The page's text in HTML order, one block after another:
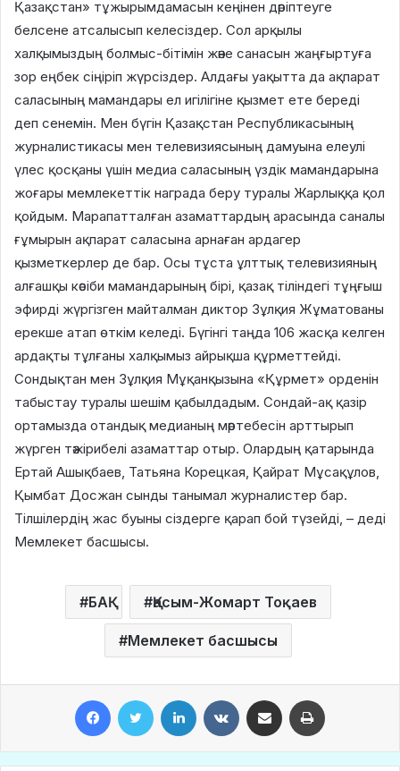
Қазақстан» тұжырымдамасын кеңінен дәріптеуге
белсене атсалысып келесіздер. Сол арқылы
халқымыздың болмыс-бітімін және санасын жаңғыртуға
зор еңбек сіңіріп жүрсіздер. Алдағы уақытта да ақпарат
саласының мамандары ел игілігіне қызмет ете береді
деп сенемін. Мен бүгін Қазақстан Республикасының
журналистикасы мен телевизиясының дамуына елеулі
үлес қосқаны үшін медиа саласының үздік мамандарына
жоғары мемлекеттік награда беру туралы Жарлыққа қол
қойдым. Марапатталған азаматтардың арасында саналы
ғұмырын ақпарат саласына арнаған ардагер
қызметкерлер де бар. Осы тұста ұлттық телевизияның
алғашқы кәсіби мамандарының бірі, қазақ тіліндегі тұңғыш
эфирді жүргізген майталман диктор Зұлқия Жұматованы
ерекше атап өткім келеді. Бүгінгі таңда 106 жасқа келген
ардақты тұлғаны халқымыз айрықша құрметтейді.
Сондықтан мен Зұлқия Мұқанқызына «Құрмет» орденін
табыстау туралы шешім қабылдадым. Сондай-ақ қазір
ортамызда отандық медианың мәртебесін арттырып
жүрген тәжірибелі азаматтар отыр. Олардың қатарында
Ертай Ашықбаев, Татьяна Корецкая, Қайрат Мұсақұлов,
Қымбат Досжан сынды танымал журналистер бар.
Тілшілердің жас буыны сіздерге қарап бой түзейді, – деді
Мемлекет басшысы.
БАҚ Қасым-Жомарт Тоқаев
Мемлекет басшысы